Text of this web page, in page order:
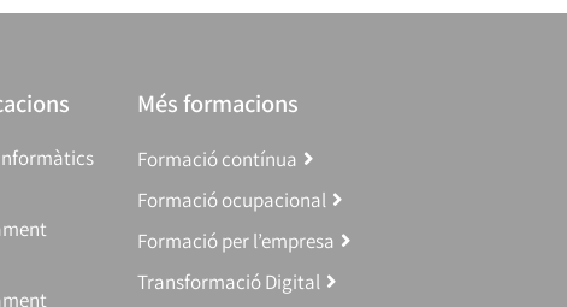
Més formacions
Formació contínua
Formació ocupacional
Formació per l’empresa
Transformació Digital